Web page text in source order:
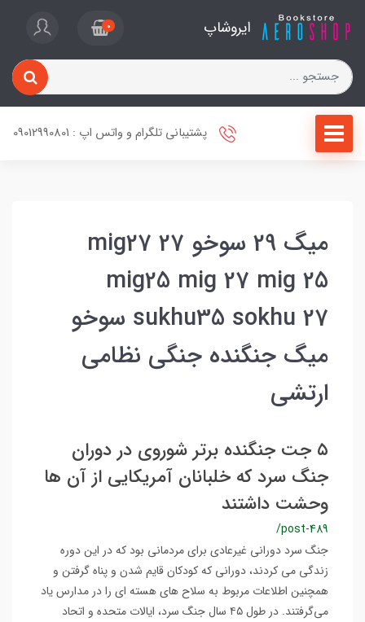
ایروشاپ 0
پشتیبانی تلگرام و واتس اپ : 09012990801
میگ 29 سوخو 27 mig27
mig25 mig 27 mig 25
sukhu35 sokhu 27 سوخو
میگ جنگنده جنگی نظامی
ارتشی
۵ جت جنگنده برتر شوروی در دوران
جنگ سرد که خلبانان آمریکایی از آن ها
وحشت داشتند
/post-489
جنگ سرد دورانی غیرعادی برای مردمانی بود که در این دوره
زندگی می کردند، دورانی که کودکان قایم شدن و پناه گرفتن و
همچنین اطلاعات مربوط به سلاح های هسته ای را در مدارس یاد
می‌گرفتند. در طول ۴۵ سال جنگ سرد، ایالات متحده و اتحاد